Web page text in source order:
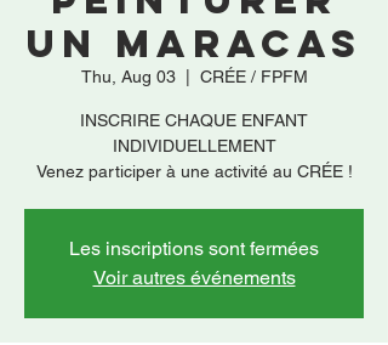
un maracas
Thu, Aug 03
  |
CRÉE / FPFM
INSCRIRE CHAQUE ENFANT
INDIVIDUELLEMENT
Venez participer à une activité au CRÉE !
Les inscriptions sont fermées
Voir autres événements